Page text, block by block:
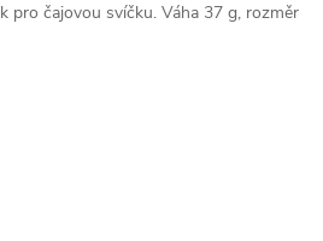
pro čajovou svíčku. Váha 37 g, rozměr